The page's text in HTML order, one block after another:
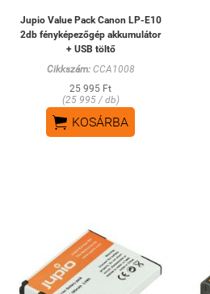
Jupio Value Pack Canon LP-E10
2db fényképezőgép akkumulátor
+ USB töltő
Cikkszám:CCA1008
25 995 Ft
(25 995 / db)
 KOSÁRBA